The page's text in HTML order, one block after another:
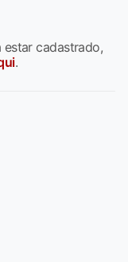
estar cadastrado,
.